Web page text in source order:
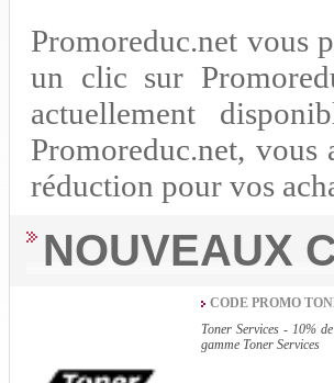
Promoreduc.net vous
un clic sur
actuellement
Promoreduc.net,
réduction pour vos
NOUVEAUX
CODE PROMO
Toner Services - 10%
gamme Toner Services